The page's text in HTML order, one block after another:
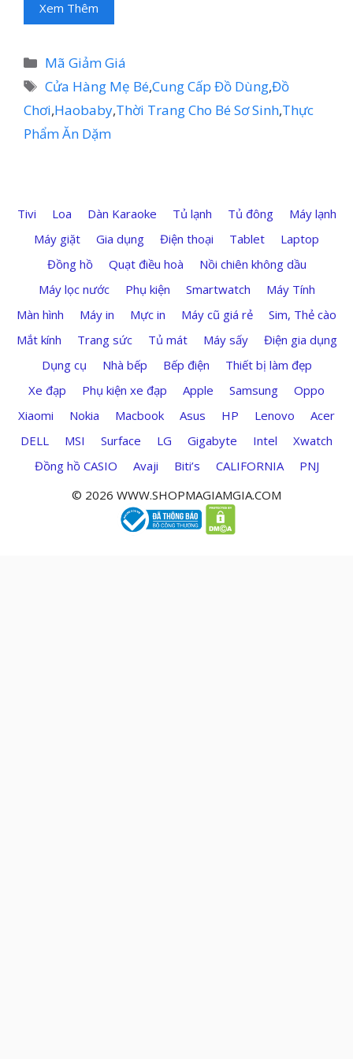
Xem Thêm
Danh
mục
Mã Giảm Giá
Thẻ
Cửa Hàng Mẹ Bé,Cung Cấp Đồ Dùng,Đồ
Chơi,Haobaby,Thời Trang Cho Bé Sơ Sinh,Thực
Phẩm Ăn Dặm
Tivi Loa Dàn Karaoke Tủ lạnh Tủ đông
Máy lạnh
Máy giặt
Gia dụng Điện thoại Tablet
Laptop
Đồng hồ
Quạt điều hoà
Nồi chiên không dầu
Máy lọc nước
Phụ kiện Smartwatch
Máy Tính
Màn hình
Máy in Mực in Máy cũ giá rẻ
Sim, Thẻ cào
Mắt kính
Trang sức Tủ mát Máy sấy
Điện gia dụng
Dụng cụ
Nhà bếp Bếp điện
Thiết bị làm đẹp
Xe đạp
Phụ kiện xe đạp Apple Samsung
Oppo
Xiaomi
Nokia Macbook Asus HP Lenovo
Acer
DELL
MSI Surface LG Gigabyte Intel
Xwatch
Đồng hồ CASIO
Avaji Biti’s CALIFORNIA
PNJ
© 2026 WWW.SHOPMAGIAMGIA.COM